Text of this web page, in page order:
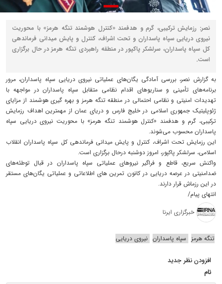
نصر: رزمایش ترکیبی، گرم و هدفمند «کنترل هوشمند تنگه هرمز» با محوریت
نیروی دریایی سپاه پاسداران و تحت اشراف، کنترل و پایش میدانی فرماندهی
کل سپاه پاسداران، سرلشکر پاکپور در منطقه راهبردی تنگه هرمز در حال برگزاری
است.
به گزارش نصر، بررسی آمادگی یگان‌های عملیاتی نیروی دریایی سپاه پاسداران، مرور
برنامه‌های تأمینی و سناریوهای اقدام نظامی متقابل سپاه پاسداران در مواجهه با
تهدیدات امنیتی و نظامی احتمالی در منطقه تنگه هرمز و بهره گیری هوشمند از مزایای
ژئوپلیتیک جمهوری اسلامی در خلیج فارس و دریای عمان از مهمترین اهداف رزمایش
ترکیبی، گرم و هدفمند «کنترل هوشمند تنگه هرمز» با محوریت نیروی دریایی سپاه
پاسداران محسوب می‌شوند.
این رزمایش تحت اشراف، کنترل و پایش میدانی فرماندهی کل سپاه پاسداران انقلاب
اسلامی، سرلشکر پاکپور، امروز دوشنبه درحال برگزاری است.
واکنش سریع، قاطع و فراگیر نیروهای عملیاتی سپاه پاسداران در قبال توطئه‌های
ضدامنیتی در عرصه دریایی در کانون تمرین های اطلاعاتی و عملیاتی یگان‌های مستقر
در این رزماش قرار دارند.
انتهای پیام/
خبرگزاری ایرنا
تنگه هرمز سپاه پاسداران نیروی دریایی
افزودن نظر جدید
نام